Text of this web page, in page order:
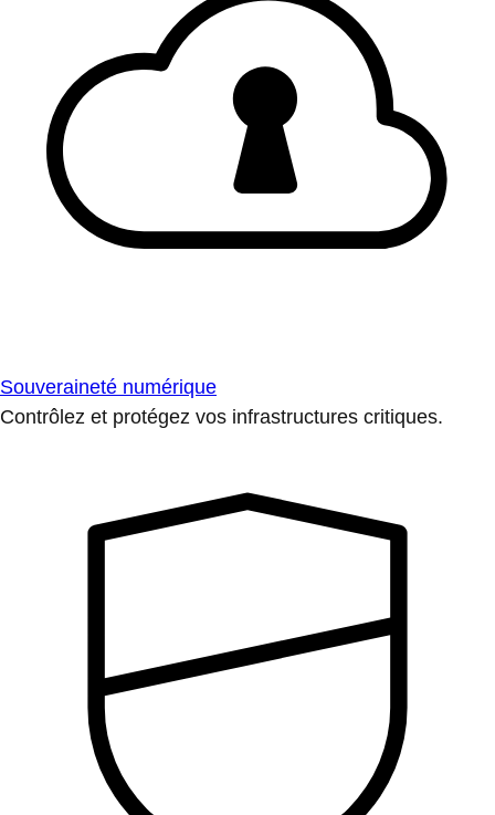
Souveraineté numérique
Contrôlez et protégez vos infrastructures critiques.